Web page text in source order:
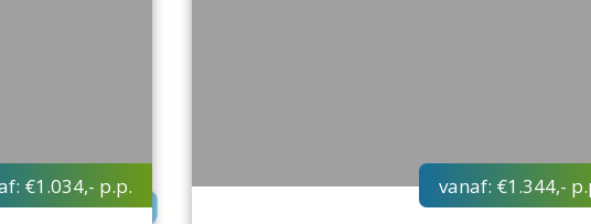
€1.034,- p.p. vanaf: €1.344,-